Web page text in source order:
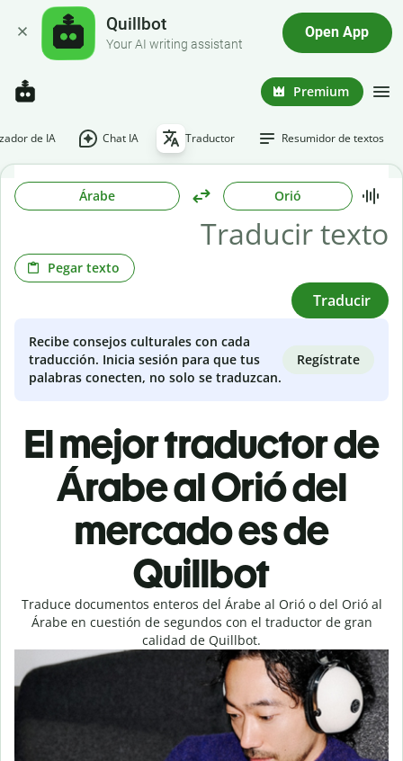
Quillbot
Your AI writing assistant
Open App
Premium
de IA Chat IA Traductor Resumidor de textos
Árabe Orió
Pegar texto
Traducir
Recibe consejos culturales con cada
traducción. Inicia sesión para que tus
palabras conecten, no solo se traduzcan.
Regístrate
El mejor traductor de
Árabe al Orió del
mercado es de
Quillbot
Traduce documentos enteros del Árabe al Orió o del Orió al
Árabe en cuestión de segundos con el traductor de gran
calidad de Quillbot.